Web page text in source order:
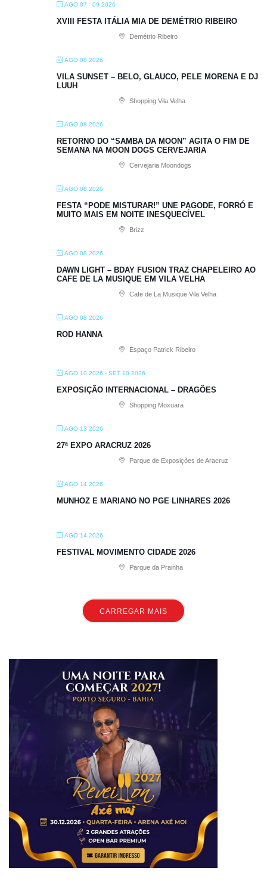
AGO 07 - 09 2026
XVIII FESTA ITÁLIA MIA DE DEMÉTRIO RIBEIRO
Demétrio Ribeiro
AGO 08 2026
VILA SUNSET – BELO, GLAUCO, PELE MORENA E DJ
LUUH
Shopping Vila Velha
AGO 08 2026
RETORNO DO “SAMBA DA MOON” AGITA O FIM DE
SEMANA NA MOON DOGS CERVEJARIA
Cervejaria Moondogs
AGO 08 2026
FESTA “PODE MISTURAR!” UNE PAGODE, FORRÓ E
MUITO MAIS EM NOITE INESQUECÍVEL
Brizz
AGO 08 2026
DAWN LIGHT – BDAY FUSION TRAZ CHAPELEIRO AO
CAFE DE LA MUSIQUE EM VILA VELHA
Cafe de La Musique Vila Velha
AGO 08 2026
ROD HANNA
Espaço Patrick Ribeiro
AGO 10 2026 - SET 10 2026
EXPOSIÇÃO INTERNACIONAL – DRAGÕES
Shopping Moxuara
AGO 13 2026
27ª EXPO ARACRUZ 2026
Parque de Exposições de Aracruz
AGO 14 2026
MUNHOZ E MARIANO NO PGE LINHARES 2026
AGO 14 2026
FESTIVAL MOVIMENTO CIDADE 2026
Parque da Prainha
CARREGAR MAIS